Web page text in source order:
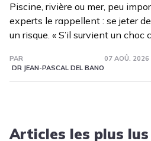
Piscine, rivière ou mer, peu
experts le rappellent : se jeter
un risque. « S’il survient un choc
PAR
DR JEAN-PASCAL DEL BANO
07 AOÛ. 2026
Articles les plus lus